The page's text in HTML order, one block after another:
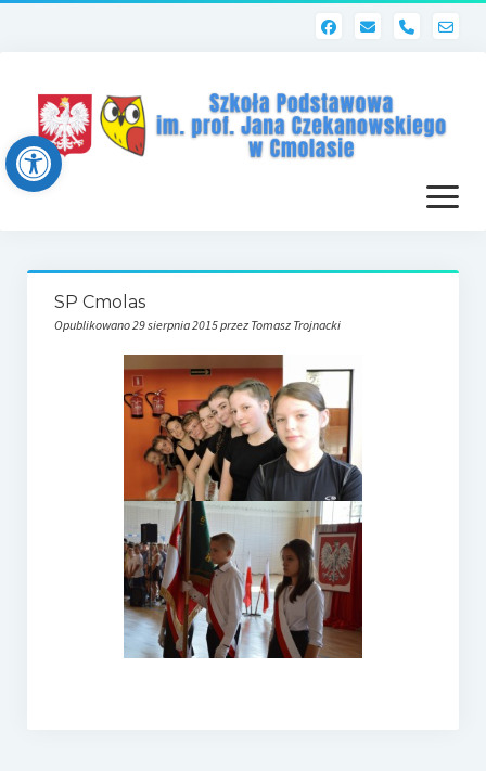
Open toolbar
phone
otwórz
menu
Dziennik elektroniczny (Librus)
Dla nauczycieli
Poczta szkolna
Dziennik elektroniczny
SP Cmolas
Opublikowano 29 sierpnia 2015 przez Tomasz Trojnacki